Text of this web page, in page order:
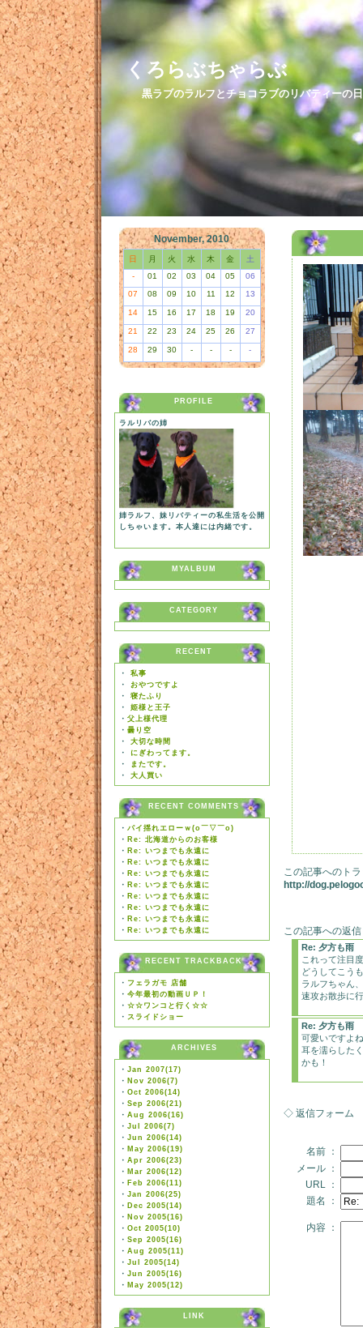
くろらぶちゃらぶ
黒ラブのラルフとチョコラブのリバティーの
November, 2010
日 月 火 水 木 金
土
-
01 02 03 04 05
06
07
08 09 10 11 12 13
14 15 16 17 18 19 20
21 22 23 24 25 26 27
28 29 30 - - - -
PROFILE
ラルリバの姉
姉ラルフ、妹リバティーの私生活を公開
しちゃいます。本人達には内緒です。
MYALBUM
CATEGORY
RECENT
・
私事
・
おやつですよ
・
寝たふり
・
姫様と王子
・ 父上様代理
・ 曇り空
・
大切な時間
・
にぎわってます。
・
またです。
・
大人買い
RECENT COMMENTS
・ パイ揺れエローｗ(o￣▽￣o)
・ Re: 北海道からのお客様
・ Re: いつまでも永遠に
・ Re: いつまでも永遠に
・ Re: いつまでも永遠に
・ Re: いつまでも永遠に
・ Re: いつまでも永遠に
・ Re: いつまでも永遠に
・ Re: いつまでも永遠に
・ Re: いつまでも永遠に
RECENT TRACKBACK
・ フェラガモ 店舗
・ 今年最初の動画ＵＰ！
・ ☆☆ワンコと行く☆☆
・ スライドショー
ARCHIVES
・ Jan 2007(17)
・ Nov 2006(7)
・ Oct 2006(14)
・ Sep 2006(21)
・ Aug 2006(16)
・ Jul 2006(7)
・ Jun 2006(14)
・ May 2006(19)
・ Apr 2006(23)
・ Mar 2006(12)
・ Feb 2006(11)
・ Jan 2006(25)
・ Dec 2005(14)
・ Nov 2005(16)
・ Oct 2005(10)
・ Sep 2005(16)
・ Aug 2005(11)
・ Jul 2005(14)
・ Jun 2005(16)
・ May 2005(12)
LINK
この記事へのト
http://
この記事への返信
Re: 夕方も雨
これって注目
どうしてこう
ラルフちゃん
速攻お散歩に
Re: 夕方も雨
可愛いですよ
耳を濡らした
かも！
◇ 返信フォーム
名前 ：
メール ：
URL ：
題名 ：
内容 ：